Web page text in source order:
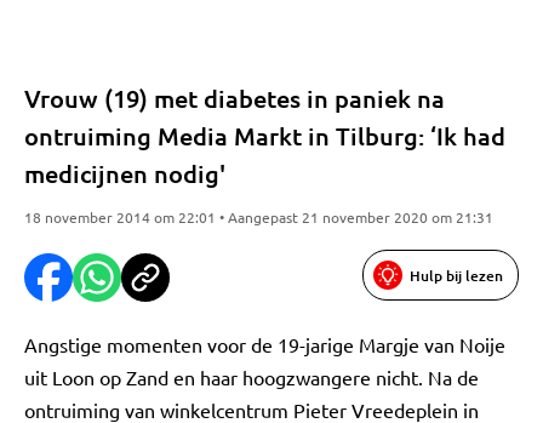
Vrouw (19) met diabetes in paniek na
ontruiming Media Markt in Tilburg: ‘Ik had
medicijnen nodig'
18 november 2014 om 22:01 • Aangepast 21 november 2020 om 21:31
Hulp bij lezen
Angstige momenten voor de 19-jarige Margje van Noije
uit Loon op Zand en haar hoogzwangere nicht. Na de
ontruiming van winkelcentrum Pieter Vreedeplein in